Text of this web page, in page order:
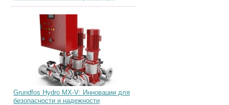
Grundfos Hydro MX-V: Инновации для
безопасности и надежности